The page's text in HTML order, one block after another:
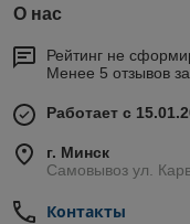
О нас
Рейтинг не
Менее 5 отзывов
Работает с
г. Минск
Самовывоз ул.
Контакты